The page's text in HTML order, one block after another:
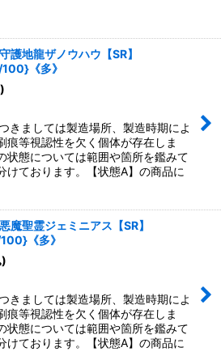
護地龍ザノウハウ【SR】
《多》
きましては製造場所、製造時期によ
痕等視認性を欠く個体が存在しま
態については範囲や箇所を鑑みて
けております。【状態A】の商品に
魔聖霊ジェミニアス【SR】
《多》
きましては製造場所、製造時期によ
痕等視認性を欠く個体が存在しま
態については範囲や箇所を鑑みて
けております。【状態A】の商品に